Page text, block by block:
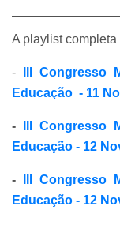
A playlist
-
III Congresso
Educação - 11
-
III Congresso
Educação - 12
-
III Congresso
Educação - 12